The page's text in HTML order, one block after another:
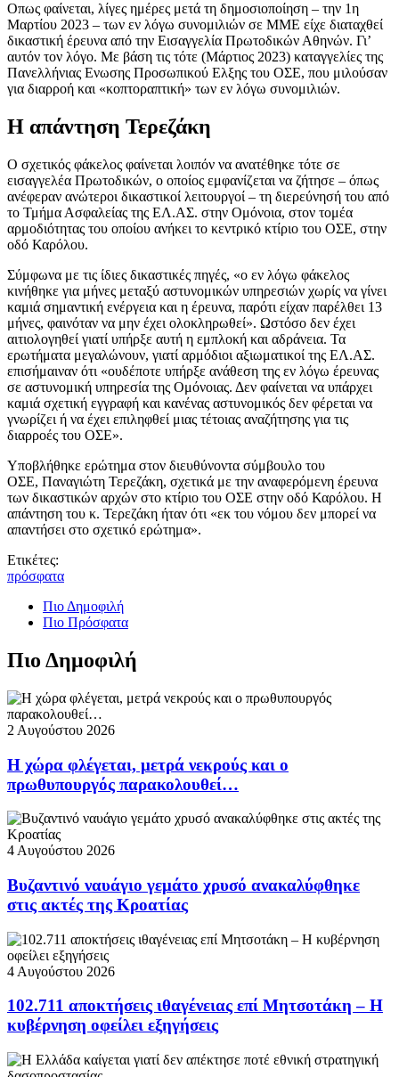
Οπως φαίνεται, λίγες ημέρες μετά τη δημοσιοποίηση – την 1η
Μαρτίου 2023 – των εν λόγω συνομιλιών σε ΜΜΕ είχε διαταχθεί
δικαστική έρευνα από την Εισαγγελία Πρωτοδικών Αθηνών. Γι’
αυτόν τον λόγο. Με βάση τις τότε (Μάρτιος 2023) καταγγελίες της
Πανελλήνιας Ενωσης Προσωπικού Ελξης του ΟΣΕ, που μιλούσαν
για διαρροή και «κοπτοραπτική» των εν λόγω συνομιλιών.
Η απάντηση Τερεζάκη
Ο σχετικός φάκελος φαίνεται λοιπόν να ανατέθηκε τότε σε
εισαγγελέα Πρωτοδικών, ο οποίος εμφανίζεται να ζήτησε – όπως
ανέφεραν ανώτεροι δικαστικοί λειτουργοί – τη διερεύνησή του από
το Τμήμα Ασφαλείας της ΕΛ.ΑΣ. στην Ομόνοια, στον τομέα
αρμοδιότητας του οποίου ανήκει το κεντρικό κτίριο του ΟΣΕ, στην
οδό Καρόλου.
Σύμφωνα με τις ίδιες δικαστικές πηγές, «ο εν λόγω φάκελος
κινήθηκε για μήνες μεταξύ αστυνομικών υπηρεσιών χωρίς να γίνει
καμιά σημαντική ενέργεια και η έρευνα, παρότι είχαν παρέλθει 13
μήνες, φαινόταν να μην έχει ολοκληρωθεί». Ωστόσο δεν έχει
αιτιολογηθεί γιατί υπήρξε αυτή η εμπλοκή και αδράνεια. Τα
ερωτήματα μεγαλώνουν, γιατί αρμόδιοι αξιωματικοί της ΕΛ.ΑΣ.
επισήμαιναν ότι «ουδέποτε υπήρξε ανάθεση της εν λόγω έρευνας
σε αστυνομική υπηρεσία της Ομόνοιας. Δεν φαίνεται να υπάρχει
καμιά σχετική εγγραφή και κανένας αστυνομικός δεν φέρεται να
γνωρίζει ή να έχει επιληφθεί μιας τέτοιας αναζήτησης για τις
διαρροές του ΟΣΕ».
Υποβλήθηκε ερώτημα στον διευθύνοντα σύμβουλο του
ΟΣΕ, Παναγιώτη Τερεζάκη, σχετικά με την αναφερόμενη έρευνα
των δικαστικών αρχών στο κτίριο του ΟΣΕ στην οδό Καρόλου. Η
απάντηση του κ. Τερεζάκη ήταν ότι «εκ του νόμου δεν μπορεί να
απαντήσει στο σχετικό ερώτημα».
Ετικέτες:
πρόσφατα
Πιο Δημοφιλή
Πιο Πρόσφατα
Πιο Δημοφιλή
2 Αυγούστου 2026
Η χώρα φλέγεται, μετρά νεκρούς και ο
πρωθυπουργός παρακολουθεί…
4 Αυγούστου 2026
Βυζαντινό ναυάγιο γεμάτο χρυσό ανακαλύφθηκε
στις ακτές της Κροατίας
4 Αυγούστου 2026
102.711 αποκτήσεις ιθαγένειας επί Μητσοτάκη – Η
κυβέρνηση οφείλει εξηγήσεις